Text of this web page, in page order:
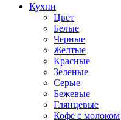
Кухни
Цвет
Белые
Черные
Желтые
Красные
Зеленые
Серые
Бежевые
Глянцевые
Кофе с молоком